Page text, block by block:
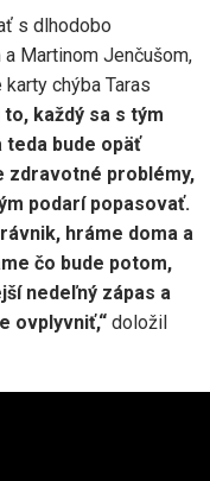
s dlhodobo
Martinom Jenčušom,
chýba Taras
každý sa s tým
teda bude opäť
zdravotné problémy,
podarí popasovať.
hráme doma a
čo bude potom,
nedeľný zápas a
ovplyvniť,“ doložil